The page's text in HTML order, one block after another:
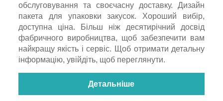
обслуговування та своєчасну доставку. Дизайн
пакета для упаковки закусок. Хороший вибір,
доступна ціна. Більш ніж десятирічний досвід
фабричного виробництва, щоб забезпечити вам
найкращу якість і сервіс. Щоб отримати детальну
інформацію, увійдіть, щоб переглянути.
Детальніше